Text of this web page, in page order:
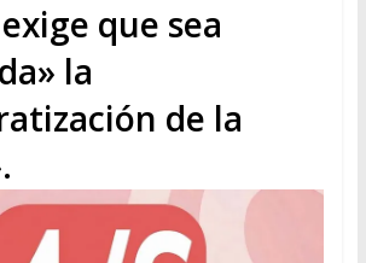
que sea
la
de la